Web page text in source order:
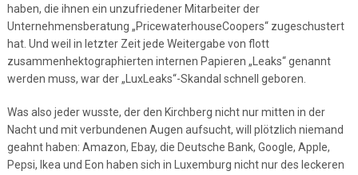
haben, die ihnen ein unzufriedener Mitarbeiter der
Unternehmensberatung „PricewaterhouseCoopers“ zugeschustert
hat. Und weil in letzter Zeit jede Weitergabe von flott
zusammenhektographierten internen Papieren „Leaks“ genannt
werden muss, war der „LuxLeaks“-Skandal schnell geboren.
Was also jeder wusste, der den Kirchberg nicht nur mitten in der
Nacht und mit verbundenen Augen aufsucht, will plötzlich niemand
geahnt haben: Amazon, Ebay, die Deutsche Bank, Google, Apple,
Pepsi, Ikea und Eon haben sich in Luxemburg nicht nur des leckeren